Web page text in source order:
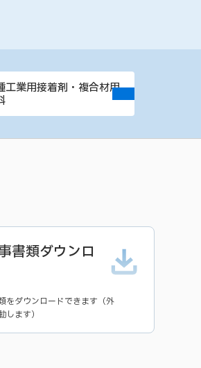
工業用接着剤・複合材用
書類ダウンロ
をダウンロードできます（外
します）